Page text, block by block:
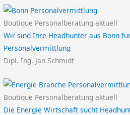
Boutique Personalberatung aktuell
Wir sind Ihre Headhunter aus Bonn
Personalvermittlung
Dipl. Ing. Jan Schmidt
Boutique Personalberatung aktuell
Die Energie Wirtschaft sucht